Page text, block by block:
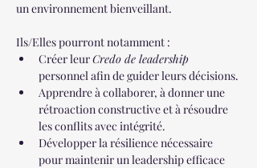
un environnement bienveillant.
Ils/Elles pourront notamment :
Créer leur Credo de leadership
personnel afin de guider leurs décisions.
Apprendre à collaborer, à donner une
rétroaction constructive et à résoudre
les conflits avec intégrité.
Développer la résilience nécessaire
pour maintenir un leadership efficace